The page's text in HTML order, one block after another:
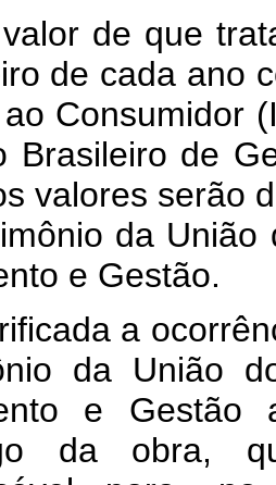
de que
de cada ano
Consumidor
Brasileiro de
valores serão
da União
e Gestão.
a
da União
e Gestão
da obra,